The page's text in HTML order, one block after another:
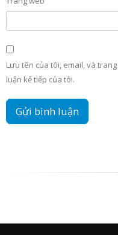
Lưu tên của tôi, email, và
luận kế tiếp của tôi.